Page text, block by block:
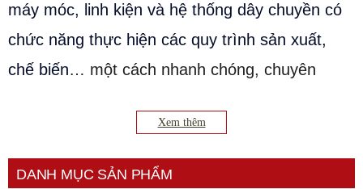
máy móc, linh kiện và hệ thống dây chuyền có
chức năng thực hiện các quy trình sản xuất,
chế biến… một cách nhanh chóng, chuyên
vực công nghiệp như sản xuất ô tô, chế biến
thực phẩm, điện tử, năng lượng
Xem thêm
DANH MỤC SẢN PHẨM